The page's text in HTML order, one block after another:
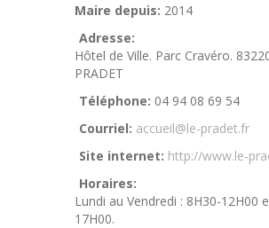
Maire depuis: 2014
Adresse:
Hôtel de Ville. Parc Cravéro.
PRADET
Téléphone: 04 94 08 69 54
Courriel: accueil@le-pradet.fr
Site internet: http://www.le-
Horaires:
Lundi au Vendredi : 8H30-12H00
17H00.